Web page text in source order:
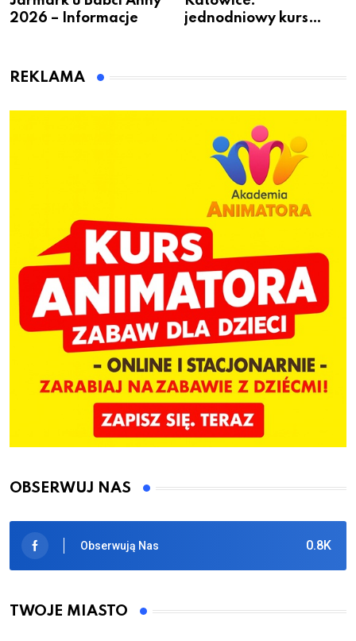
2026 – Informacje
jednodniowy kurs
REKLAMA
OBSERWUJ NAS
0.8K
Obserwują Nas
TWOJE MIASTO